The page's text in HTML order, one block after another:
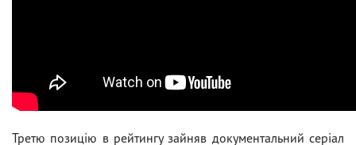
Третю позицію в рейтингу зайняв документальний серіал